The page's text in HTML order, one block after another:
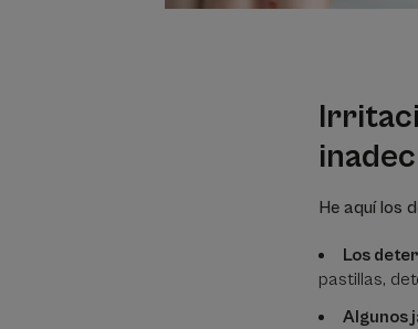
He aquí los
Los
pastillas,
Algunos